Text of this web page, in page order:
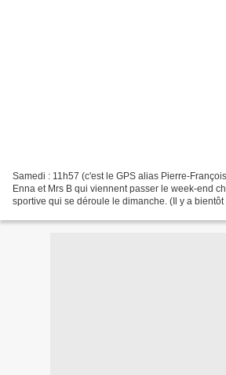
Samedi : 11h57 (c'est le GPS alias Pierre-
Enna et Mrs B qui viennent passer le week-end
sportive qui se déroule le dimanche. (Il y a